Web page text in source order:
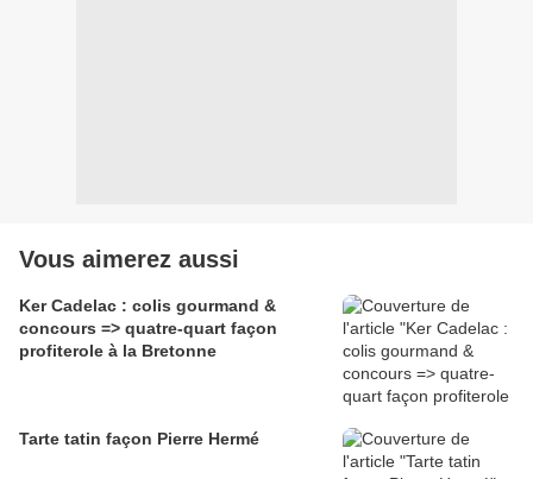
Vous aimerez aussi
Ker Cadelac : colis gourmand &
concours => quatre-quart façon
profiterole à la Bretonne
Tarte tatin façon Pierre Hermé